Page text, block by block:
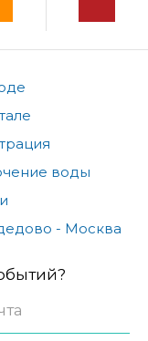
воды
- Москва